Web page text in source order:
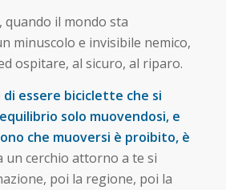
quando il mondo sta
minuscolo e invisibile nemico,
ospitare, al sicuro, al riparo.
di essere biciclette che si
solo muovendosi, e
che muoversi è proibito, è
un cerchio attorno a te si
poi la regione, poi la